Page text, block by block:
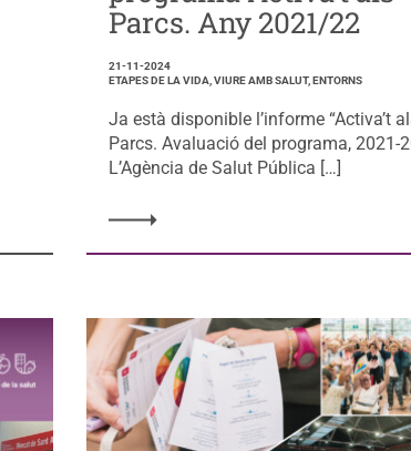
Parcs. Any 2021/22
21-11-2024
ETAPES DE LA VIDA, VIURE AMB SALUT, ENTORNS
Ja està disponible l’informe “Activa’t
Parcs. Avaluació del programa, 2021-
L’Agència de Salut Pública […]